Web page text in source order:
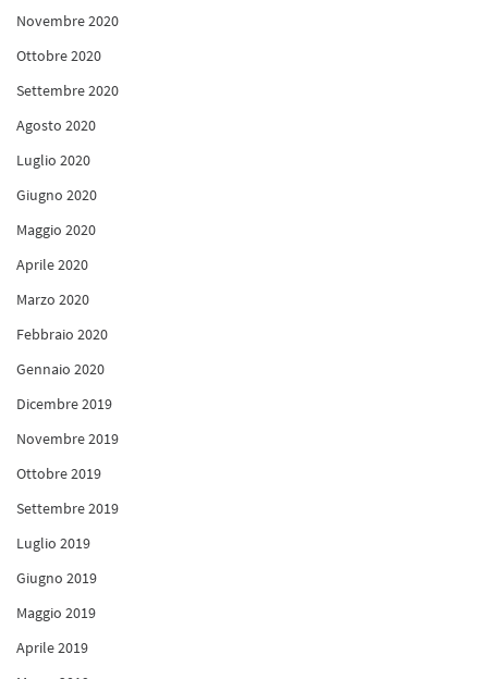
Novembre 2020
Ottobre 2020
Settembre 2020
Agosto 2020
Luglio 2020
Giugno 2020
Maggio 2020
Aprile 2020
Marzo 2020
Febbraio 2020
Gennaio 2020
Dicembre 2019
Novembre 2019
Ottobre 2019
Settembre 2019
Luglio 2019
Giugno 2019
Maggio 2019
Aprile 2019